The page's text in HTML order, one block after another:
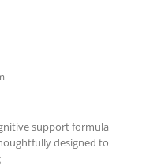
support formula
designed to